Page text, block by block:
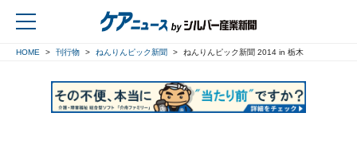
HOME 刊行物 ねんりんピック新聞 ねんりんピック新聞 2014 in 栃木